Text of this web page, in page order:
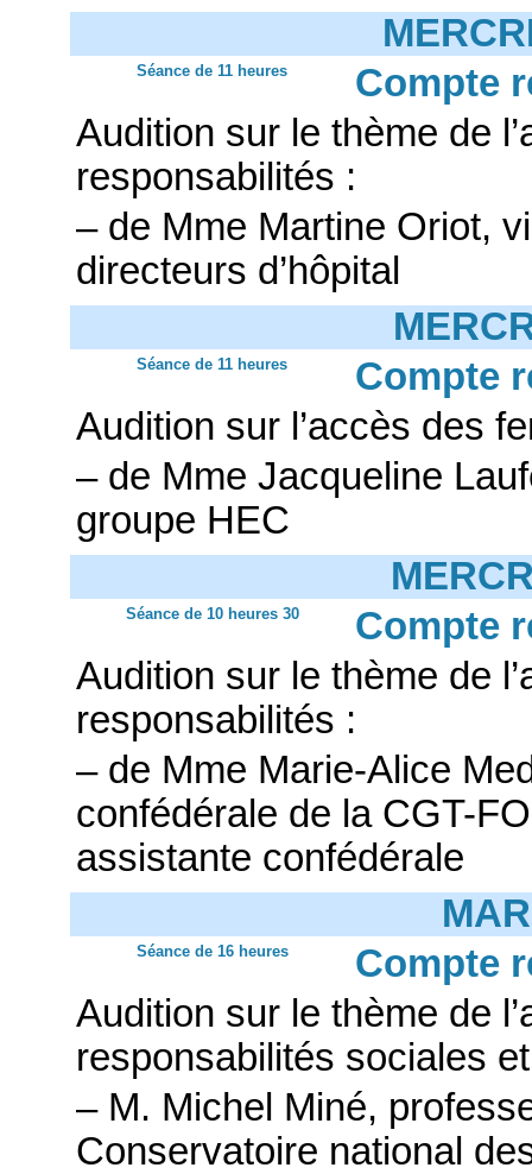
Séance de 11 heures
Compte
Audition sur le thème de
responsabilités :
– de Mme Martine Oriot,
directeurs d’hôpital
Séance de 11 heures
Compte
Audition sur l’accès des
– de Mme Jacqueline
groupe HEC
Séance de 10 heures 30
Compte
Audition sur le thème de
responsabilités :
– de Mme Marie-Alice
confédérale de la CGT-
assistante confédérale
Séance de 16 heures
Compte
Audition sur le thème de
responsabilités sociales
– M. Michel Miné,
Conservatoire national